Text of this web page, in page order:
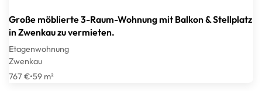
Große möblierte 3-Raum-Wohnung mit Balkon & Stellplatz
in Zwenkau zu vermieten.
Etagenwohnung
Zwenkau
767 €•59 m²